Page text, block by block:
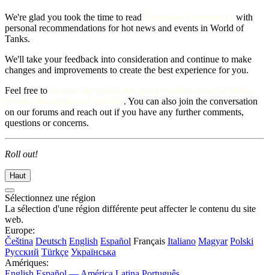
We're glad you took the time to read
with
personal recommendations for hot news and events in World of
Tanks.
We'll take your feedback into consideration and continue to make
changes and improvements to create the best experience for you.
Feel free to
. You can also join the conversation
on our forums and reach out if you have any further comments,
questions or concerns.
Roll out!
Haut
Sélectionnez une région
La sélection d'une région différente peut affecter le contenu du site
web.
Europe:
Čeština Deutsch English Español Français Italiano Magyar Polski
Русский Türkçe Українська
Amériques: